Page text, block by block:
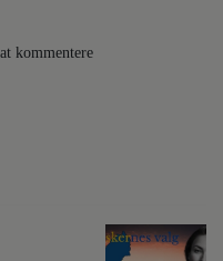
kommentere